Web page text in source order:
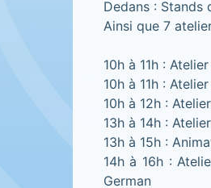
Dedans : Stands
Ainsi que 7
10h à 11h :
10h à 11h :
10h à 12h :
13h à 14h :
13h à 15h :
14h à 16h :
German